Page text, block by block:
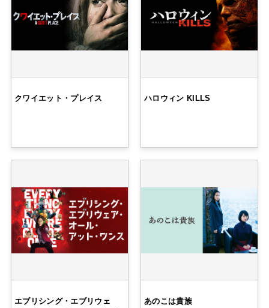
クワイエット・プレイス ハロウィン KILLS
エブリシング・エブリウェ
あのこは貴族